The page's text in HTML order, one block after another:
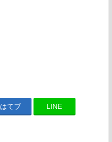
はてブ LINE